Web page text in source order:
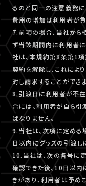
るのと同一の注意義務に
費用の増加は利用者が
7.前項の場合、当社から
ず当該期間内に利用者に
社は、本規約第8条第1
契約を解除し、これに
対し請求することができま
8.引渡日に利用者が不
合には、利用者が自ら
ばなりません。
9.当社は、次項に定める
日以内にグッズの引渡し
10.当社は、次の各号に
確認できた後、10日以内
きがあり、利用者は予め